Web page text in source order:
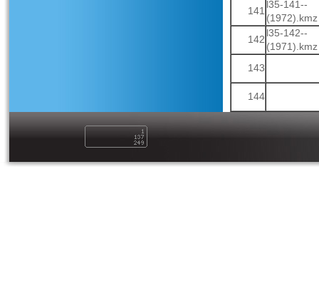
141
l35-141--
(1972).kmz
142
l35-142--
(1971).kmz
143
144